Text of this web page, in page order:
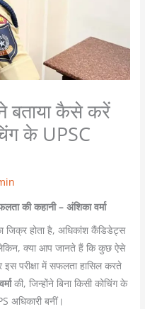
बताया कैसे करें
के UPSC
की कहानी – अंशिका वर्मा
जिक्र होता है, अधिकांश कैंडिडेट्स
क्या आप जानते हैं कि कुछ ऐसे
परीक्षा में सफलता हासिल करते
की, जिन्होंने बिना किसी कोचिंग के
अधिकारी बनीं।